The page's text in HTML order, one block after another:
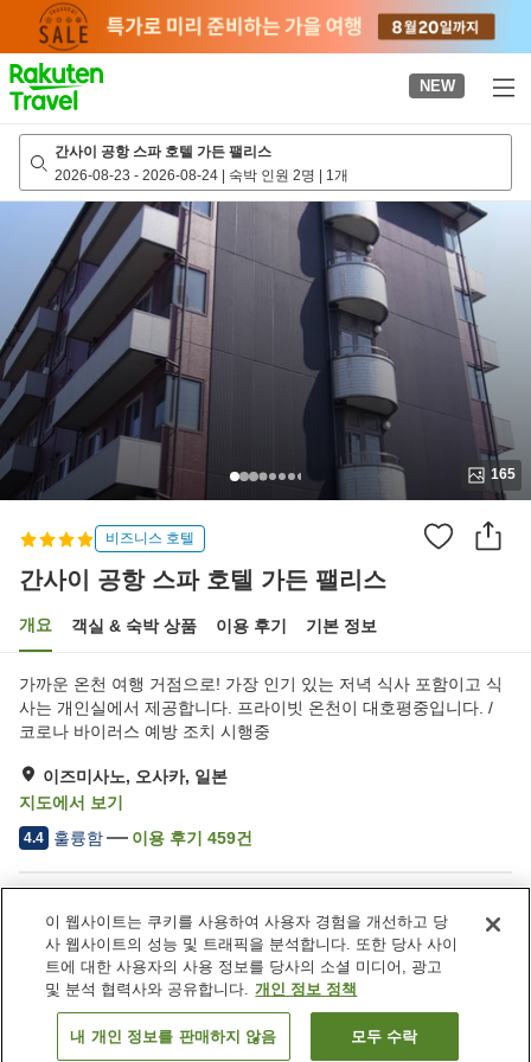
page
NEW
간사이 공항 스파 호텔 가든 팰리스
2026-08-23 - 2026-08-24 | 숙박 인원 2명 | 1개
165
비즈니스 호텔
간사이 공항 스파 호텔 가든 팰리스
개요 객실 & 숙박 상품 이용 후기 기본 정보
가까운 온천 여행 거점으로! 가장 인기 있는 저녁 식사 포함이고 식
사는 개인실에서 제공합니다. 프라이빗 온천이 대호평중입니다. /
코로나 바이러스 예방 조치 시행중
이즈미사노, 오사카, 일본
지도에서 보기
4.4 훌륭함 이용 후기 459건
주차장
제트 욕조
사우나
스파 / 미용실
일본 오사카
이즈미사노
간사이 공항 스파 호텔 가든 팰리스객실 보기
이 웹사이트는 쿠키를 사용하여 사용자 경험을 개선하고 당
사 웹사이트의 성능 및 트래픽을 분석합니다. 또한 당사 사이
트에 대한 사용자의 사용 정보를 당사의 소셜 미디어, 광고
및 분석 협력사와 공유합니다. 개인 정보 정책
내 개인 정보를 판매하지 않음 모두 수락